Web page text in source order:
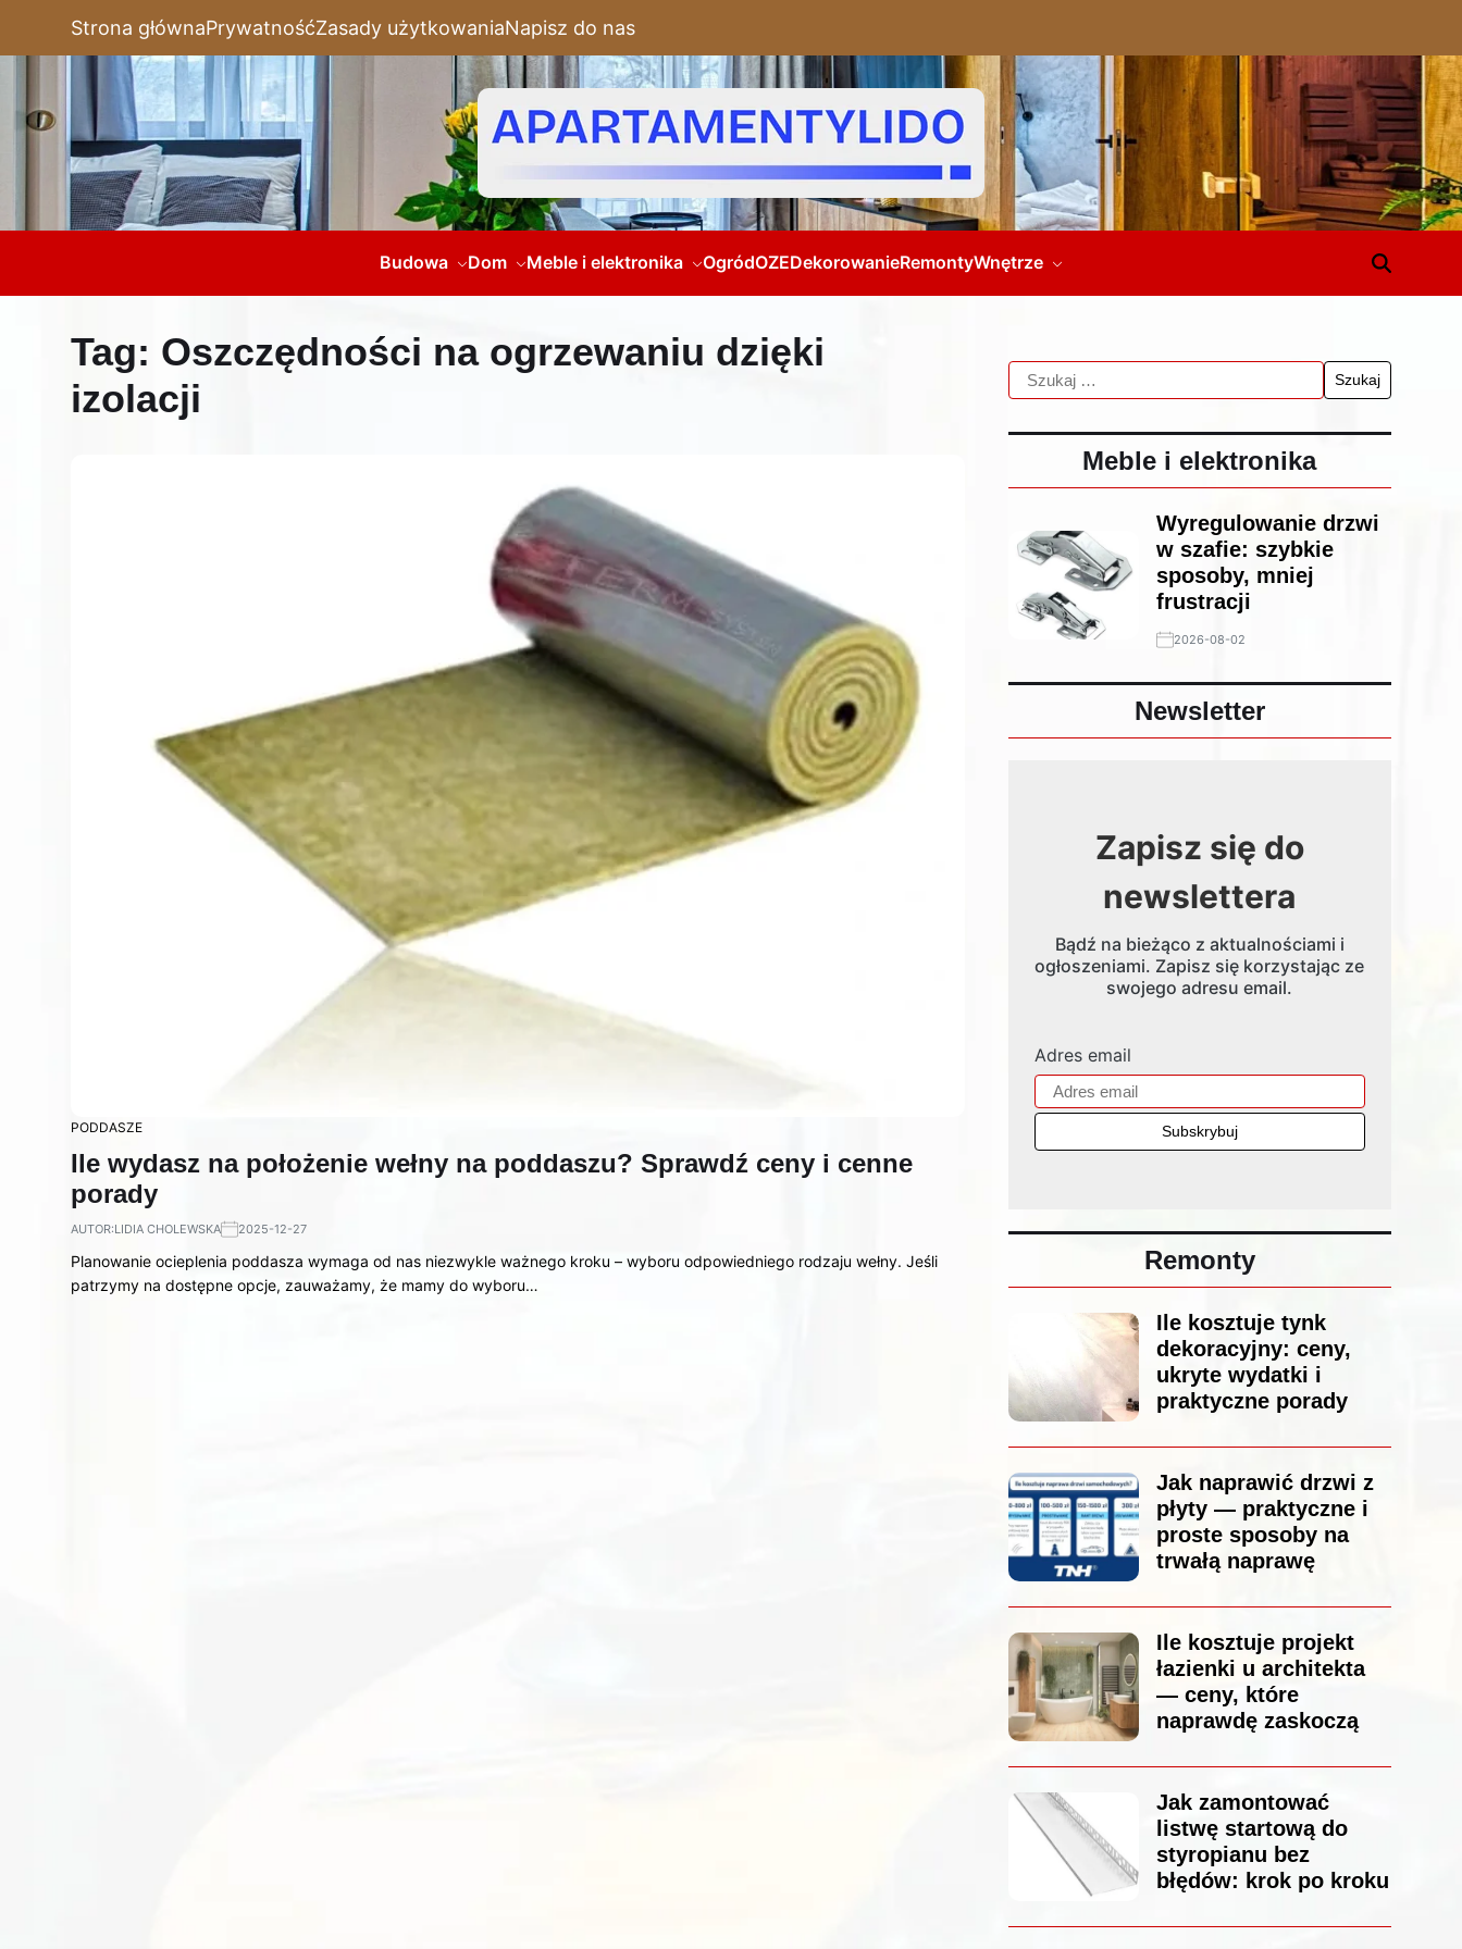
Strona głównaPrywatnośćZasady użytkowaniaNapisz do nas
Budowa Dom Meble i elektronika OgródOZEDekorowanieRemontyWnętrze
Tag: Oszczędności na ogrzewaniu dzięki
izolacji
PODDASZE
Ile wydasz na położenie wełny na poddaszu? Sprawdź ceny i cenne
porady
AUTOR:LIDIA CHOLEWSKA 2025-12-27
Planowanie ocieplenia poddasza wymaga od nas niezwykle ważnego kroku – wyboru odpowiedniego rodzaju wełny. Jeśli
patrzymy na dostępne opcje, zauważamy, że mamy do wyboru…
Meble i elektronika
Wyregulowanie drzwi
w szafie: szybkie
sposoby, mniej
frustracji
2026-08-02
Newsletter
Zapisz się do
newslettera
Bądź na bieżąco z aktualnościami i
ogłoszeniami. Zapisz się korzystając ze
swojego adresu email.
Adres email
Remonty
Ile kosztuje tynk
dekoracyjny: ceny,
ukryte wydatki i
praktyczne porady
Jak naprawić drzwi z
płyty — praktyczne i
proste sposoby na
trwałą naprawę
Ile kosztuje projekt
łazienki u architekta
— ceny, które
naprawdę zaskoczą
Jak zamontować
listwę startową do
styropianu bez
błędów: krok po kroku